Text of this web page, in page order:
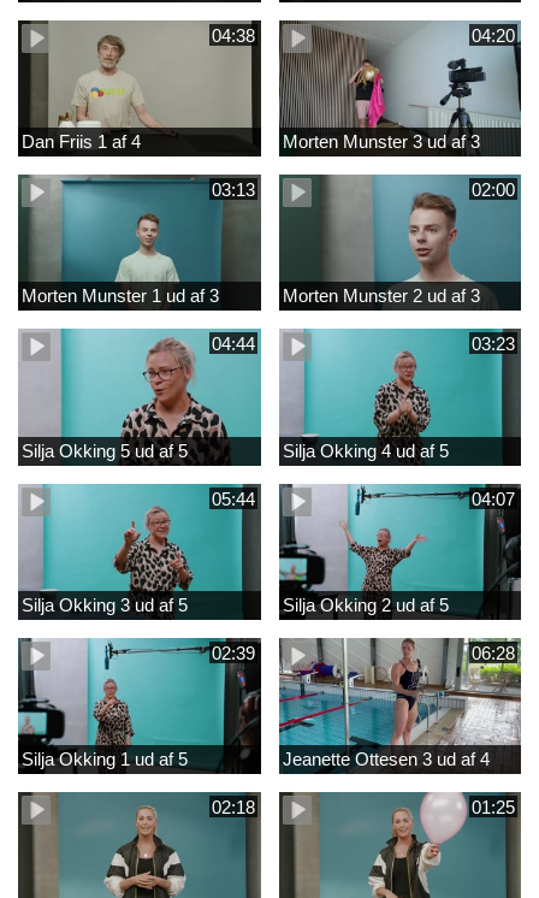
04:38
Dan Friis 1 af 4
04:20
Morten Munster 3 ud af 3
03:13
Morten Munster 1 ud af 3
02:00
Morten Munster 2 ud af 3
04:44
Silja Okking 5 ud af 5
03:23
Silja Okking 4 ud af 5
05:44
Silja Okking 3 ud af 5
04:07
Silja Okking 2 ud af 5
02:39
Silja Okking 1 ud af 5
06:28
Jeanette Ottesen 3 ud af 4
02:18 01:25